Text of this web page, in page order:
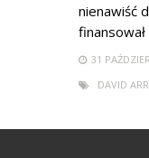
nienawiść
31
DAVID